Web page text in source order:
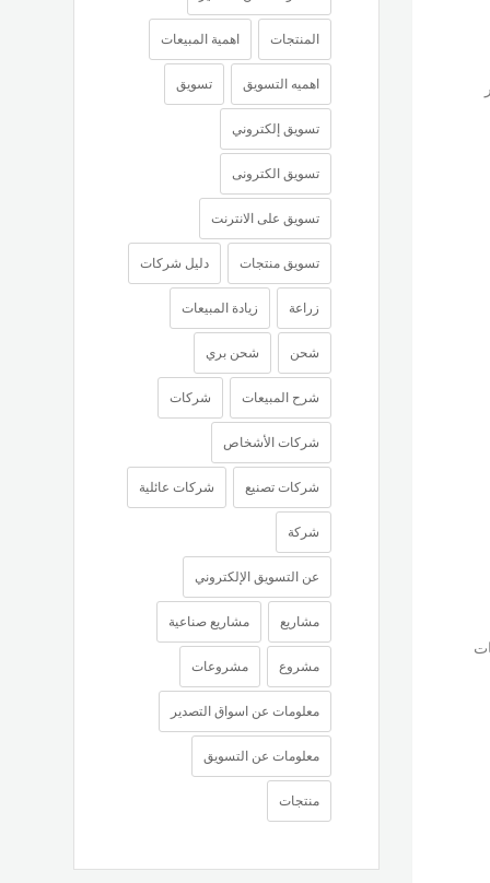
المنتجات اهمية المبيعات
اهميه التسويق تسويق
تسويق إلكتروني
تسويق الكترونى
تسويق على الانترنت
تسويق منتجات دليل شركات
زراعة زيادة المبيعات
شحن شحن بري
شرح المبيعات شركات
شركات الأشخاص
شركات تصنيع شركات عائلية
شركة
عن التسويق الإلكتروني
مشاريع مشاريع صناعية
مشروع مشروعات
معلومات عن اسواق التصدير
معلومات عن التسويق
منتجات